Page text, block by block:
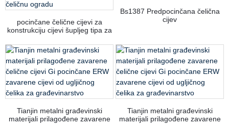
pocinčane čelične cijevi za
konstrukciju cijevi šupljeg tipa za
Bs1387 Predpocinčana čelična
cijev
Tianjin metalni građevinski
materijali prilagođene zavarene
Tianjin metalni građevinski
materijali prilagođene zavarene